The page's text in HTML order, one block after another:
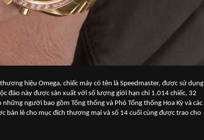
hiệu Omega, chiếc máy có tên là Speedmaster, được sử dụng
đáo này được sản xuất với số lượng giới hạn chỉ 1.014 chiếc, 32
người bao gồm Tổng thống và Phó Tổng thống Hoa Kỳ và các
bán lẻ cho mục đích thương mại và số 14 cuối cùng được trao cho